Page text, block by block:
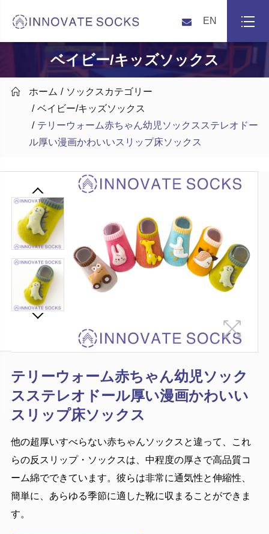
EN
ベイビー/キッズソックス
 ホーム
ソックスカテゴリー
ベイビー/キッズソックス
テリーウォーム赤ちゃん幼児ソックスステレオドー
ル厚い漫画かわいいスリップ床ソックス
テリーウォーム赤ちゃん幼児ソック
スステレオドール厚い漫画かわいい
スリップ床ソックス
他の超厚いすべらない赤ちゃんソックスと違って、これ
らの反スリップ・ソックスは、中程度の厚さで高品質コ
ーム綿でできています。彼らは非常に通気性と伸縮性、
簡単に、あらゆる季節に適した靴に収まることができま
す。